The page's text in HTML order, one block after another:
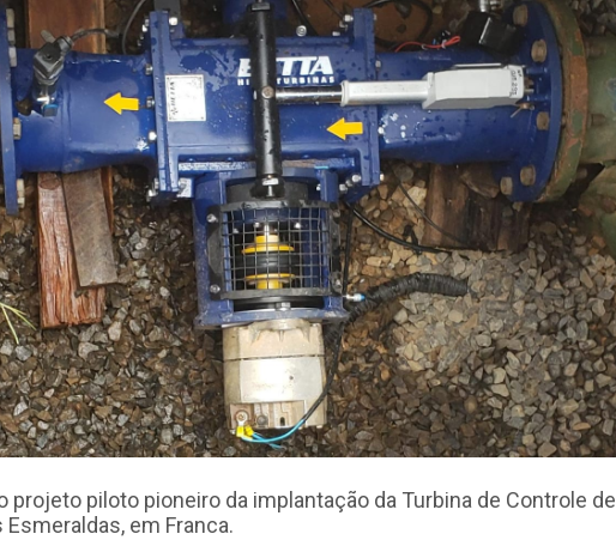
projeto piloto pioneiro da implantação da Turbina de Controle de
Esmeraldas, em Franca.